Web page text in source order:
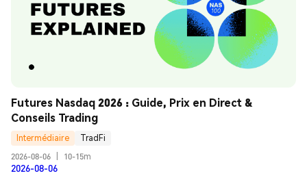
Futures Nasdaq 2026 : Guide, Prix en Direct &
Conseils Trading
Intermédiaire
TradFi
2026-08-06
10-15m
2026-08-06